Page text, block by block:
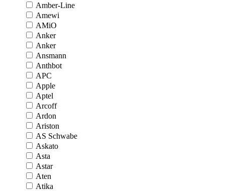
Amber-Line
Amewi
AMiO
Anker
Anker
Ansmann
Anthbot
APC
Apple
Aptel
Arcoff
Ardon
Ariston
AS Schwabe
Askato
Asta
Astar
Aten
Atika